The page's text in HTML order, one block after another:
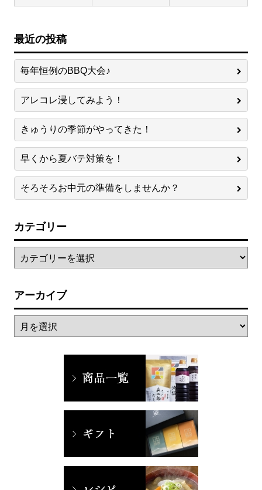
最近の投稿
毎年恒例のBBQ大会♪
アレコレ浸してみよう！
きゅうりの季節がやってきた！
早くから夏バテ対策を！
そろそろお中元の準備をしませんか？
カテゴリー
アーカイブ